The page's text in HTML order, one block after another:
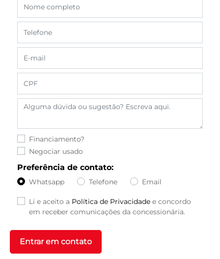
Financiamento?
Negociar usado
Preferência de contato:
Whatsapp Telefone Email
Li e aceito a Política de Privacidade e concordo
em receber comunicações da concessionária.
Entrar em contato